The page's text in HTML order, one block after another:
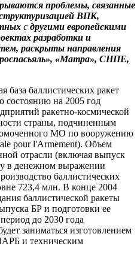
проблемы, связанные
ВПК,
с другими европейскими
разработки и
раскрыты направления
«Матра», СНПЕ,
база баллистических ракет
состоянию на 2005 год
ракетно-космической
страны, подчиненным
МО по вооружению
pour l'Armement). Объем
отрасли (включая выпуск
в денежном выражении
баллистических
723,4 млн. В конце 2004
баллистической ракеты
БР и подготовки ее
до 2030 года
заниматься изготовлением
и техническим